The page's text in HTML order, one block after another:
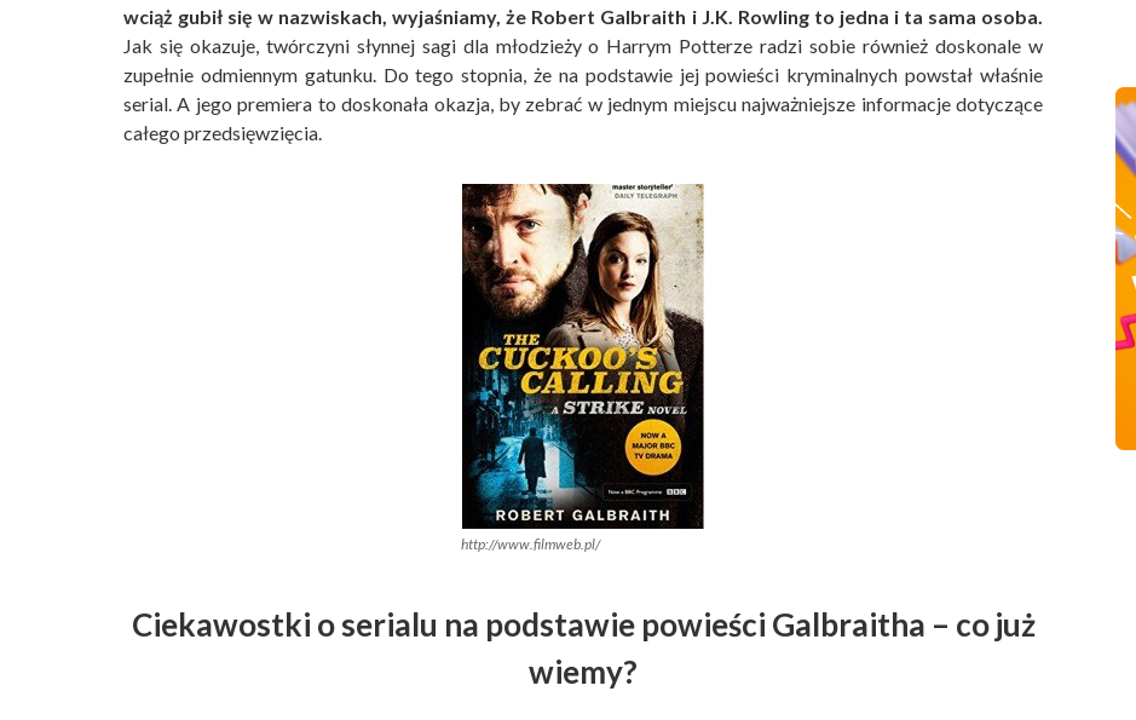
wciąż gubił się w nazwiskach, wyjaśniamy, że Robert Galbraith i J.K. Rowling to jedna i ta sama osoba.
Jak się okazuje, twórczyni słynnej sagi dla młodzieży o Harrym Potterze radzi sobie również doskonale w
zupełnie odmiennym gatunku. Do tego stopnia, że na podstawie jej powieści kryminalnych powstał właśnie
serial. A jego premiera to doskonała okazja, by zebrać w jednym miejscu najważniejsze informacje dotyczące
całego przedsięwzięcia.
http://www.filmweb.pl/
Ciekawostki o serialu na podstawie powieści Galbraitha – co już
wiemy?